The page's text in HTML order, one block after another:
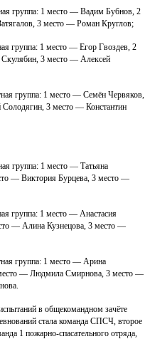
группа: 1 место — Вадим Бубнов, 2
3 место — Роман Круглов;
группа: 1 место — Егор Гвоздев, 2
3 место — Алексей
группа: 1 место — Семён Червяков,
3 место — Константин
группа: 1 место — Татьяна
— Виктория Бурцева, 3 место —
группа: 1 место — Анастасия
— Алина Кузнецова, 3 место —
группа: 1 место — Арина
— Людмила Смирнова, 3 место —
в общекомандном зачёте
стала команда СПСЧ, второе
1 пожарно-спасательного отряда,